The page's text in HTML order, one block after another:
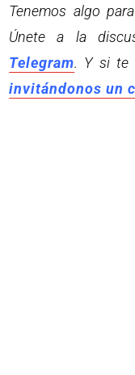
Tenemos algo
Únete a la
Telegram. Y si te
invitándonos un